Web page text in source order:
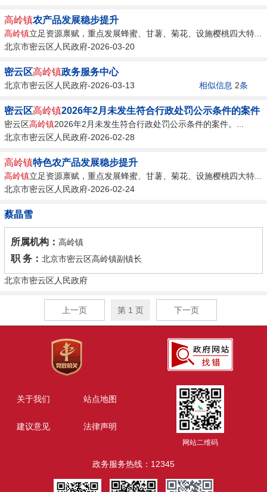
高岭镇农产品发展稳步提升
高岭镇立足资源禀赋，重点发展蜂蜜、甘薯、菊花、设施樱桃四大特...
北京市密云区人民政府-2026-03-20
密云区高岭镇政务服务中心
北京市密云区人民政府-2026-03-13 相似信息 2条
密云区高岭镇2026年2月未发生符合行政处罚公示条件的案件
密云区高岭镇2026年2月未发生符合行政处罚公示条件的案件。...
北京市密云区人民政府-2026-02-28
高岭镇特色农产品发展稳步提升
高岭镇立足资源禀赋，重点发展蜂蜜、甘薯、菊花、设施樱桃四大特...
北京市密云区人民政府-2026-02-24
蔡晶雪
所属机构： 高岭镇
职 务： 北京市密云区高岭镇副镇长
北京市密云区人民政府
上一页 第 1 页 下一页
关于我们 站点地图
建议意见 法律声明
网站二维码
政务服务热线：12345